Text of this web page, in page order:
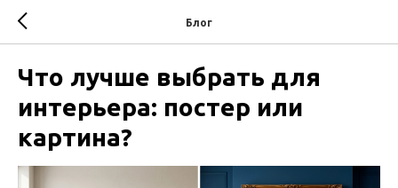
Блог
Что лучше выбрать для
интерьера: постер или
картина?